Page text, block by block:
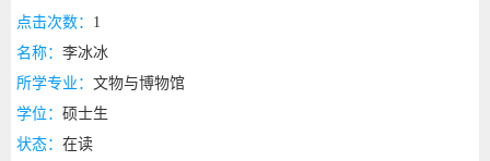
点击次数： 1
名称： 李冰冰
所学专业： 文物与博物馆
学位： 硕士生
状态： 在读